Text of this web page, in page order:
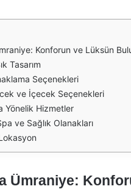
Konforun ve Lüksün
Tasarım
Seçenekleri
ve İçecek Seçenekleri
Yönelik Hizmetler
ve Sağlık Olanakları
Ümraniye: